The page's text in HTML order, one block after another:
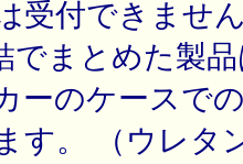
受付できませ
でまとめた製
ーのケースで
す。 （ウレタ